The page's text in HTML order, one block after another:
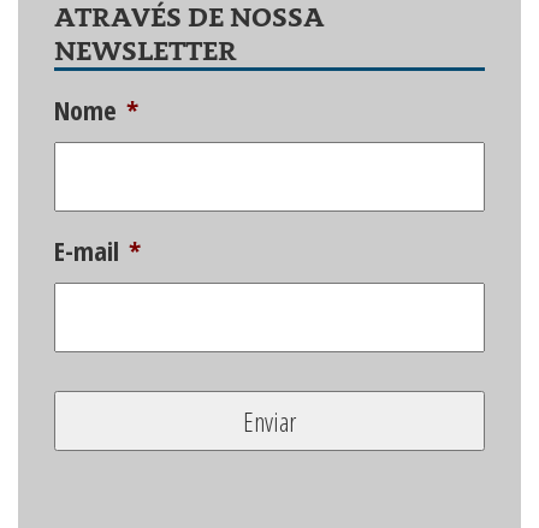
ATRAVÉS DE NOSSA
NEWSLETTER
Nome *
E-mail *